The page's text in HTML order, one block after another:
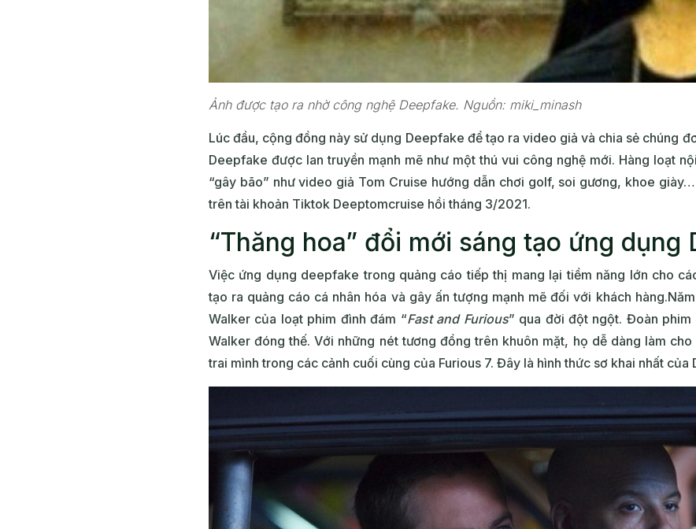
Ảnh được tạo ra nhờ công nghệ Deepfake. Nguồn: miki_minash
Lúc đầu, cộng đồng này sử dụng Deepfake để tạo ra video giả và chia sẻ chúng
Deepfake được lan truyền mạnh mẽ như một thú vui công nghệ mới. Hàng loạt
“gây bão” như video giả Tom Cruise hướng dẫn chơi golf, soi gương, khoe
trên tài khoản Tiktok Deeptomcruise hồi tháng 3/2021.
“Thăng hoa” đổi mới sáng tạo ứng dụng
Việc ứng dụng deepfake trong quảng cáo tiếp thị mang lại tiềm năng lớn cho
tạo ra quảng cáo cá nhân hóa và gây ấn tượng mạnh mẽ đối với khách
Walker của loạt phim đình đám “Fast and Furious” qua đời đột ngột. Đoàn
Walker đóng thế. Với những nét tương đồng trên khuôn mặt, họ dễ dàng làm
trai mình trong các cảnh cuối cùng của Furious 7. Đây là hình thức sơ khai nhất của